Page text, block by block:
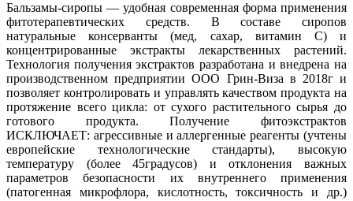
Бальзамы-сиропы — удобная современная форма применения
фитотерапевтических средств. В составе сиропов
натуральные консерванты (мед, сахар, витамин С) и
концентрированные экстракты лекарственных растений.
Технология получения экстрактов разработана и внедрена на
производственном предприятии ООО Грин-Виза в 2018г и
позволяет контролировать и управлять качеством продукта на
протяжение всего цикла: от сухого растительного сырья до
готового продукта. Получение фитоэкстрактов
ИСКЛЮЧАЕТ: агрессивные и аллергенные реагенты (учтены
европейские технологические стандарты), высокую
температуру (более 45градусов) и отклонения важных
параметров безопасности их внутреннего применения
(патогенная микрофлора, кислотность, токсичность и др.)